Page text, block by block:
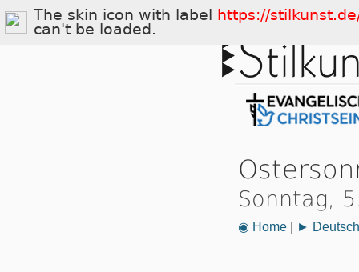
Sonntag,
◉ Home| ►
The skin icon with label
https://
can't be loaded.